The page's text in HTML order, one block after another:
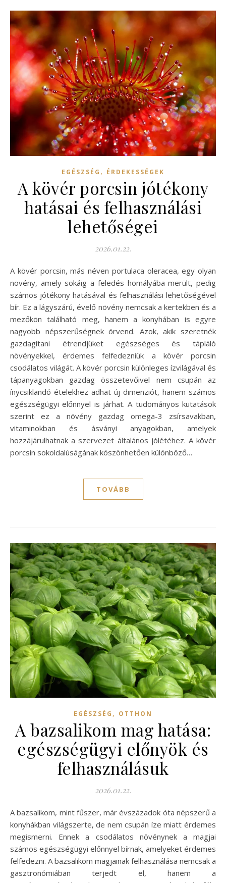
EGÉSZSÉG , ÉRDEKESSÉGEK
A kövér porcsin jótékony
hatásai és felhasználási
lehetőségei
2026.01.22.
A kövér porcsin, más néven portulaca oleracea, egy olyan
növény, amely sokáig a feledés homályába merült, pedig
számos jótékony hatásával és felhasználási lehetőségével
bír. Ez a lágyszárú, évelő növény nemcsak a kertekben és a
mezőkön található meg, hanem a konyhában is egyre
nagyobb népszerűségnek örvend. Azok, akik szeretnék
gazdagítani étrendjüket egészséges és tápláló
növényekkel, érdemes felfedezniük a kövér porcsin
csodálatos világát. A kövér porcsin különleges ízvilágával és
tápanyagokban gazdag összetevőivel nem csupán az
ínycsiklandó ételekhez adhat új dimenziót, hanem számos
egészségügyi előnnyel is járhat. A tudományos kutatások
szerint ez a növény gazdag omega-3 zsírsavakban,
vitaminokban és ásványi anyagokban, amelyek
hozzájárulhatnak a szervezet általános jólétéhez. A kövér
porcsin sokoldalúságának köszönhetően különböző…
TOVÁBB
EGÉSZSÉG , OTTHON
A bazsalikom mag hatása:
egészségügyi előnyök és
felhasználásuk
2026.01.22.
A bazsalikom, mint fűszer, már évszázadok óta népszerű a
konyhákban világszerte, de nem csupán íze miatt érdemes
megismerni. Ennek a csodálatos növénynek a magjai
számos egészségügyi előnnyel bírnak, amelyeket érdemes
felfedezni. A bazsalikom magjainak felhasználása nemcsak a
gasztronómiában terjedt el, hanem a